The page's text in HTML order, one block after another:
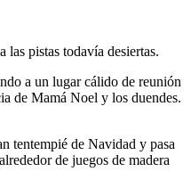
las pistas todavía desiertas.
a un lugar cálido de reunión
de Mamá Noel y los duendes.
tentempié de Navidad y pasa
de juegos de madera